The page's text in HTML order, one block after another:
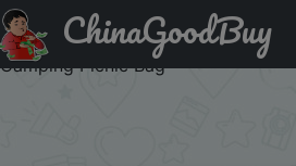
Знижка на Large Capacity Cooler
Portable Zipper Thermal Lunch
Camping Picnic Bag
ChinaGoodBuy